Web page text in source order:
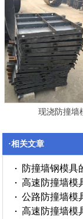
现浇防撞墙
·相关文章
防撞墙钢模具
高速防撞墙模
公路防撞墙模
高速防撞墙模